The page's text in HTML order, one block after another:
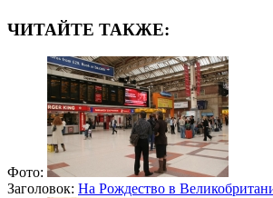
ЧИТАЙТЕ ТАКЖЕ:
Фото:
Заголовок: На Рождество в